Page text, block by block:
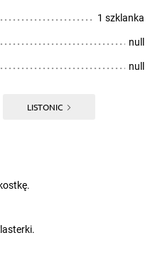
1 szklanka
null
null
LISTONIC